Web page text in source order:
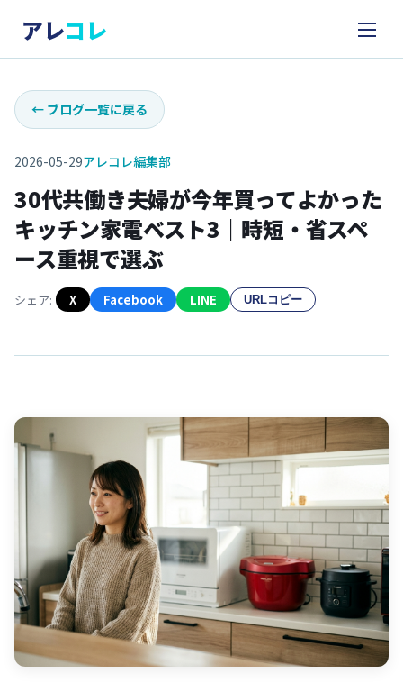
アレコレ
← ブログ一覧に戻る
2026-05-29アレコレ編集部
30代共働き夫婦が今年買ってよかった
キッチン家電ベスト3｜時短・省スペ
ース重視で選ぶ
シェア: X Facebook LINE URLコピー